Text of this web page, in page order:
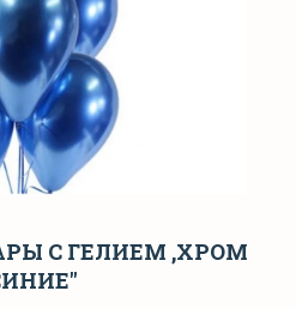
С ГЕЛИЕМ ,ХРОМ